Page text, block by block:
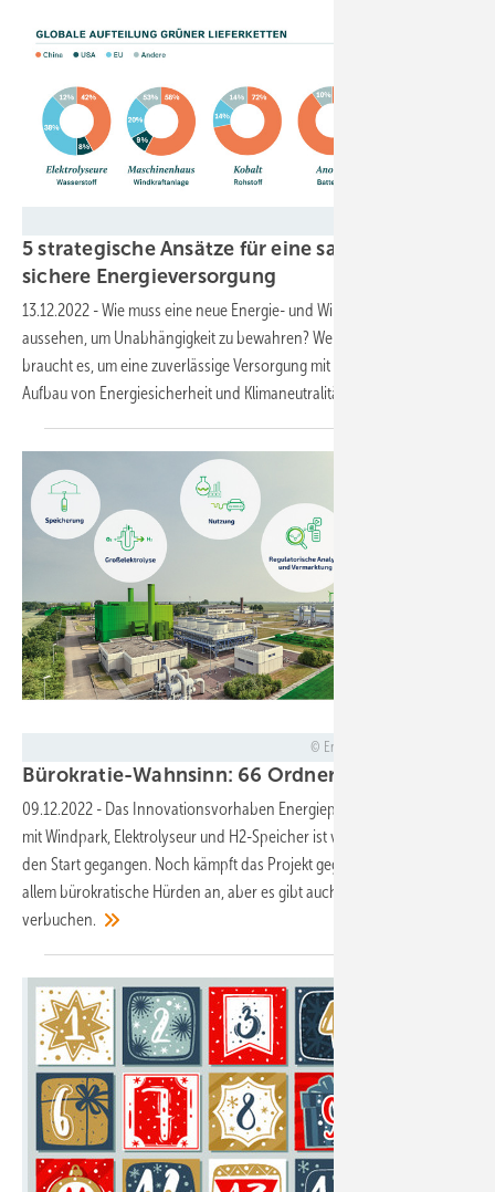
5 strategische Ansätze für eine saubere und
sichere Energieversorgung
13.12.2022 -Wie muss eine neue Energie- und Wirtschaftspolitik
aussehen, um Unabhängigkeit zu bewahren? Welche Partnerschaften
braucht es, um eine zuverlässige Versorgung mit Material für den
Aufbau von Energiesicherheit und Klimaneutralität zu
Energiepark Bad Lauchstädt
Bürokratie-Wahnsinn: 66 Ordner für
09.12.2022 - Das Innovationsvorhaben Energiepark Bad Lauchstädt
mit Windpark, Elektrolyseur und H2-Speicher ist vor einem Jahr an
den Start gegangen. Noch kämpft das Projekt gegen zahlreiche vor
allem bürokratische Hürden an, aber es gibt auch Erfolge zu
verbuchen.